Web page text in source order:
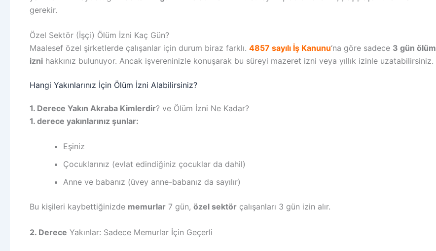
gerekir.
Özel Sektör (İşçi) Ölüm İzni Kaç Gün?
Maalesef özel şirketlerde çalışanlar için durum biraz farklı. 4857 sayılı İş Kanunu‘na göre sadece 3 gün ölüm
izni hakkınız bulunuyor. Ancak işvereninizle konuşarak bu süreyi mazeret izni veya yıllık izinle uzatabilirsiniz.
Hangi Yakınlarınız İçin Ölüm İzni Alabilirsiniz?
1. Derece Yakın Akraba Kimlerdir? ve Ölüm İzni Ne Kadar?
1. derece yakınlarınız şunlar:
Eşiniz
Çocuklarınız (evlat edindiğiniz çocuklar da dahil)
Anne ve babanız (üvey anne-babanız da sayılır)
Bu kişileri kaybettiğinizde memurlar 7 gün, özel sektör çalışanları 3 gün izin alır.
2. Derece Yakınlar: Sadece Memurlar İçin Geçerli